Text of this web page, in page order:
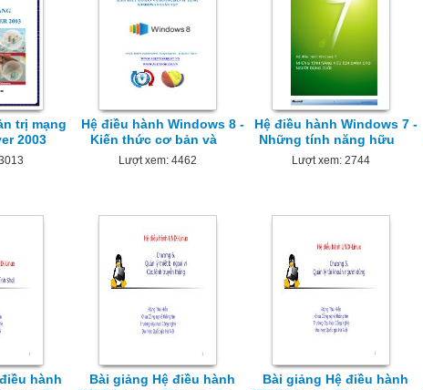
trị mạng
2003
Hệ điều hành Windows 8 -
Kiến thức cơ bản và
Lượt xem: 4462
Hệ điều hành Windows 7 -
Những tính năng hữu
Lượt xem: 2744
hành
Bài giảng Hệ điều hành
Bài giảng Hệ điều hành